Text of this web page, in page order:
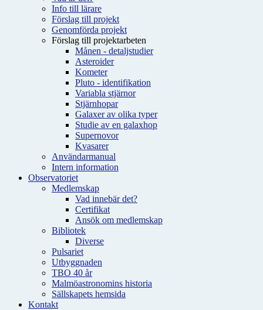
Info till lärare
Förslag till projekt
Genomförda projekt
Förslag till projektarbeten
Månen - detaljstudier
Asteroider
Kometer
Pluto - identifikation
Variabla stjärnor
Stjärnhopar
Galaxer av olika typer
Studie av en galaxhop
Supernovor
Kvasarer
Användarmanual
Intern information
Observatoriet
Medlemskap
Vad innebär det?
Certifikat
Ansök om medlemskap
Bibliotek
Diverse
Pulsariet
Utbyggnaden
TBO 40 år
Malmöastronomins historia
Sällskapets hemsida
Kontakt